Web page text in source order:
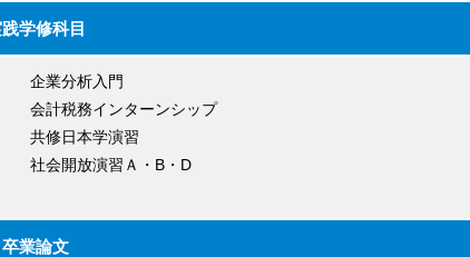
学修科目
企業分析入門
会計税務インターンシップ
共修日本学演習
社会開放演習Ａ・B・D
卒業論文